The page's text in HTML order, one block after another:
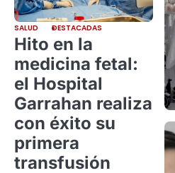
SALUD DESTACADAS
Hito en la
medicina fetal:
el Hospital
Garrahan realiza
con éxito su
primera
transfusión